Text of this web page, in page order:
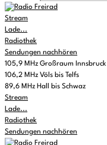
Stream
Lade...
Radiothek
Sendungen nachhören
105,9 MHz Großraum Innsbruck
106,2 MHz Völs bis Telfs
89,6 MHz Hall bis Schwaz
Stream
Lade...
Radiothek
Sendungen nachhören